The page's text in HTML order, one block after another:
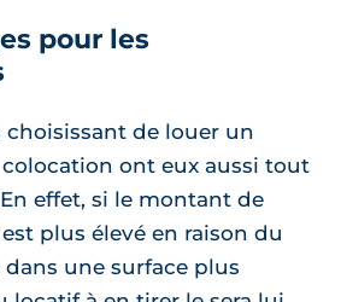
pour les
choisissant de louer un
ont eux aussi tout
effet, si le montant de
plus élevé en raison du
dans une surface plus